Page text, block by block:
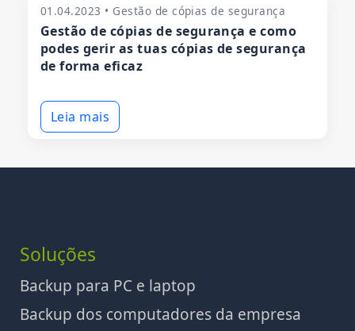
01.04.2023 • Gestão de cópias de segurança
Gestão de cópias de segurança e como
podes gerir as tuas cópias de segurança
de forma eficaz
Leia mais
Soluções
Backup para PC e laptop
Backup dos computadores da empresa